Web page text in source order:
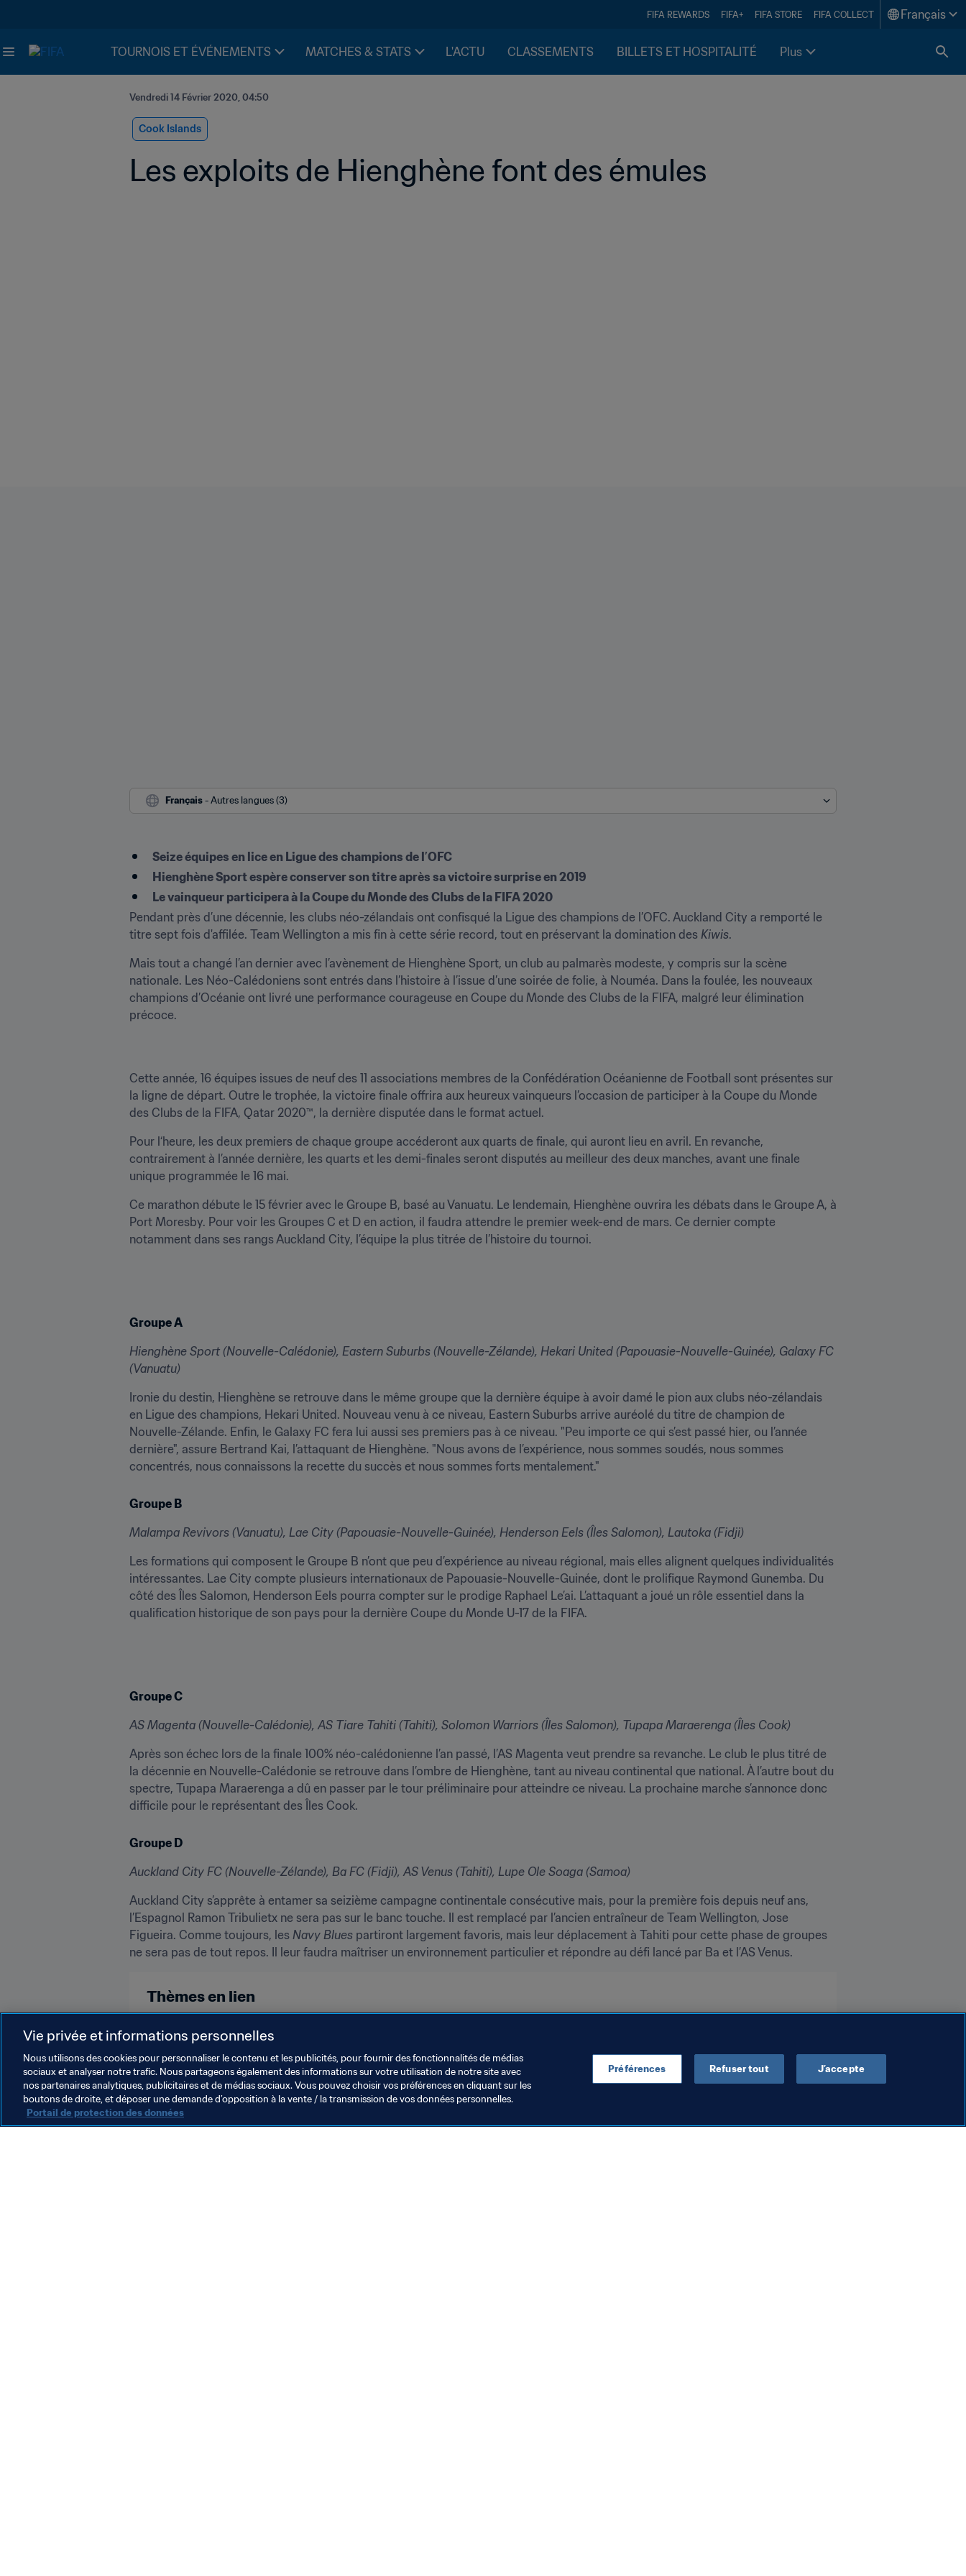
FIFA REWARDS FIFA+ FIFA STORE FIFA COLLECT Français
TOURNOIS ET ÉVÉNEMENTS MATCHES & STATS L'ACTU CLASSEMENTS BILLETS ET HOSPITALITÉ Plus
Vendredi 14 Février 2020, 04:50
Cook Islands
Les exploits de Hienghène font des émules
Français - Autres langues (3)
Seize équipes en lice en Ligue des champions de l’OFC
Hienghène Sport espère conserver son titre après sa victoire surprise en 2019
Le vainqueur participera à la Coupe du Monde des Clubs de la FIFA 2020
Pendant près d’une décennie, les clubs néo-zélandais ont confisqué la Ligue des champions de l’OFC. Auckland City a remporté le
titre sept fois d'affilée. Team Wellington a mis fin à cette série record, tout en préservant la domination des Kiwis.
Mais tout a changé l’an dernier avec l’avènement de Hienghène Sport, un club au palmarès modeste, y compris sur la scène
nationale. Les Néo-Calédoniens sont entrés dans l’histoire à l’issue d’une soirée de folie, à Nouméa. Dans la foulée, les nouveaux
champions d’Océanie ont livré une performance courageuse en Coupe du Monde des Clubs de la FIFA, malgré leur élimination
précoce.
Cette année, 16 équipes issues de neuf des 11 associations membres de la Confédération Océanienne de Football sont présentes sur
la ligne de départ. Outre le trophée, la victoire finale offrira aux heureux vainqueurs l’occasion de participer à la Coupe du Monde
des Clubs de la FIFA, Qatar 2020™, la dernière disputée dans le format actuel.
Pour l‘heure, les deux premiers de chaque groupe accéderont aux quarts de finale, qui auront lieu en avril. En revanche,
contrairement à l’année dernière, les quarts et les demi-finales seront disputés au meilleur des deux manches, avant une finale
unique programmée le 16 mai.
Ce marathon débute le 15 février avec le Groupe B, basé au Vanuatu. Le lendemain, Hienghène ouvrira les débats dans le Groupe A, à
Port Moresby. Pour voir les Groupes C et D en action, il faudra attendre le premier week-end de mars. Ce dernier compte
notamment dans ses rangs Auckland City, l’équipe la plus titrée de l’histoire du tournoi.
Groupe A
Hienghène Sport (Nouvelle-Calédonie), Eastern Suburbs (Nouvelle-Zélande), Hekari United (Papouasie-Nouvelle-Guinée), Galaxy FC
(Vanuatu)
Ironie du destin, Hienghène se retrouve dans le même groupe que la dernière équipe à avoir damé le pion aux clubs néo-zélandais
en Ligue des champions, Hekari United. Nouveau venu à ce niveau, Eastern Suburbs arrive auréolé du titre de champion de
Nouvelle-Zélande. Enfin, le Galaxy FC fera lui aussi ses premiers pas à ce niveau. "Peu importe ce qui s’est passé hier, ou l’année
dernière", assure Bertrand Kai, l’attaquant de Hienghène. "Nous avons de l’expérience, nous sommes soudés, nous sommes
concentrés, nous connaissons la recette du succès et nous sommes forts mentalement."
Groupe B
Malampa Revivors (Vanuatu), Lae City (Papouasie-Nouvelle-Guinée), Henderson Eels (Îles Salomon), Lautoka (Fidji)
Les formations qui composent le Groupe B n’ont que peu d’expérience au niveau régional, mais elles alignent quelques individualités
intéressantes. Lae City compte plusieurs internationaux de Papouasie-Nouvelle-Guinée, dont le prolifique Raymond Gunemba. Du
côté des Îles Salomon, Henderson Eels pourra compter sur le prodige Raphael Le’ai. L’attaquant a joué un rôle essentiel dans la
qualification historique de son pays pour la dernière Coupe du Monde U-17 de la FIFA.
Groupe C
AS Magenta (Nouvelle-Calédonie), AS Tiare Tahiti (Tahiti), Solomon Warriors (Îles Salomon), Tupapa Maraerenga (Îles Cook)
Après son échec lors de la finale 100% néo-calédonienne l’an passé, l’AS Magenta veut prendre sa revanche. Le club le plus titré de
la décennie en Nouvelle-Calédonie se retrouve dans l’ombre de Hienghène, tant au niveau continental que national. À l’autre bout du
spectre, Tupapa Maraerenga a dû en passer par le tour préliminaire pour atteindre ce niveau. La prochaine marche s’annonce donc
difficile pour le représentant des Îles Cook.
Groupe D
Auckland City FC (Nouvelle-Zélande), Ba FC (Fidji), AS Venus (Tahiti), Lupe Ole Soaga (Samoa)
Auckland City s’apprête à entamer sa seizième campagne continentale consécutive mais, pour la première fois depuis neuf ans,
l’Espagnol Ramon Tribulietx ne sera pas sur le banc touche. Il est remplacé par l’ancien entraîneur de Team Wellington, Jose
Figueira. Comme toujours, les Navy Blues partiront largement favoris, mais leur déplacement à Tahiti pour cette phase de groupes
ne sera pas de tout repos. Il leur faudra maîtriser un environnement particulier et répondre au défi lancé par Ba et l’AS Venus.
Thèmes en lien
Cook Islands Fiji New Caledonia
Vie privée et informations personnelles
Nous utilisons des cookies pour personnaliser le contenu et les publicités, pour fournir des fonctionnalités de médias
sociaux et analyser notre trafic. Nous partageons également des informations sur votre utilisation de notre site avec
nos partenaires analytiques, publicitaires et de médias sociaux. Vous pouvez choisir vos préférences en cliquant sur les
boutons de droite, et déposer une demande d’opposition à la vente / la transmission de vos données personnelles.
Portail de protection des données
Préférences Refuser tout J’accepte